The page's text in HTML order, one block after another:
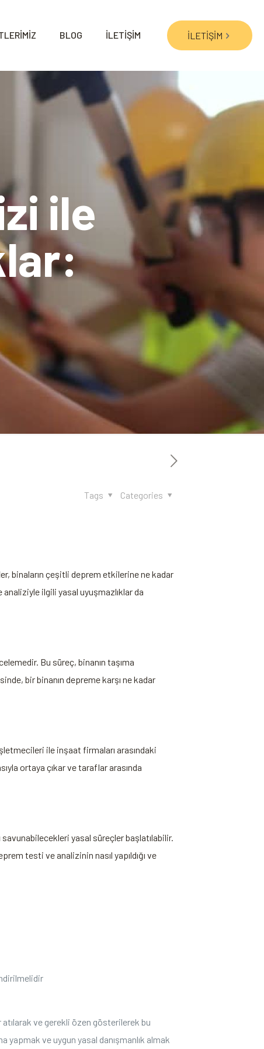
BLOG İLETİŞİM İLETİŞİM
ile
Categories
Tags
binaların çeşitli deprem etkilerine ne kadar
analiziyle ilgili yasal uyuşmazlıklar da
Bu süreç, binanın taşıma
bir binanın depreme karşı ne kadar
ile inşaat firmaları arasındaki
ortaya çıkar ve taraflar arasında
savunabilecekleri yasal süreçler başlatılabilir.
testi ve analizinin nasıl yapıldığı ve
ve gerekli özen gösterilerek bu
yapmak ve uygun yasal danışmanlık almak